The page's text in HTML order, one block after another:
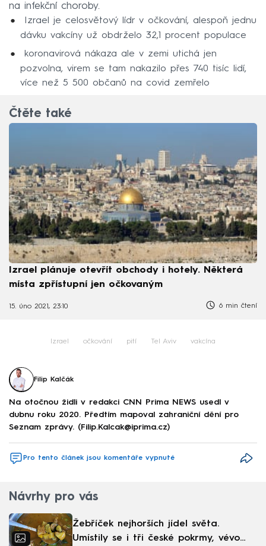
na infekční choroby.
Izrael je celosvětový lídr v očkování, alespoň jednu
dávku vakcíny už obdrželo 32,1 procent populace
koronavirová nákaza ale v zemi utichá jen
pozvolna, virem se tam nakazilo přes 740 tisíc lidí,
více než 5 500 občanů na covid zemřelo
Čtěte také
Izrael plánuje otevřít obchody i hotely. Některá
místa zpřístupní jen očkovaným
15. úno 2021, 23:10 6 min čtení
Izrael očkování pití Tel Aviv vakcína
Filip Kalčák
Na otočnou židli v redakci CNN Prima NEWS usedl v
dubnu roku 2020. Předtím mapoval zahraniční dění pro
Seznam zprávy. (Filip.Kalcak@iprima.cz)
Pro tento článek jsou komentáře vypnuté
Návrhy pro vás
Žebříček nejhorších jídel světa.
Umístily se i tři české pokrmy, vévodí